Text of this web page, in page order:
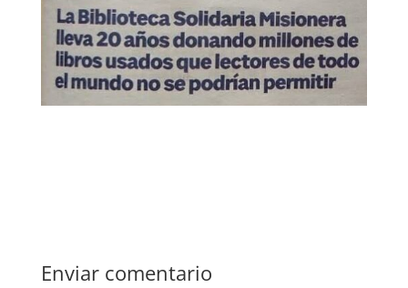
Enviar comentario